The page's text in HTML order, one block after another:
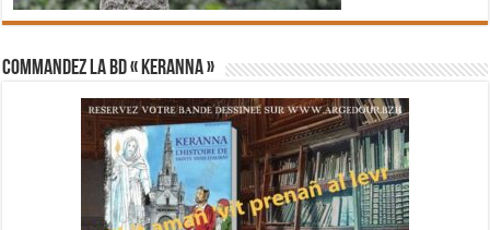
Commandez la BD « Keranna »